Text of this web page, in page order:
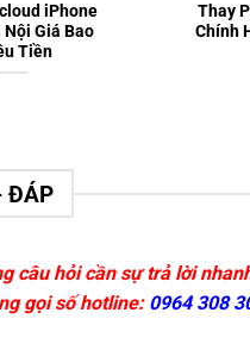
iPhone
Nội Giá Bao
Tiền
Thay
Chính
ĐÁP
câu hỏi cần sự trả lời
gọi số hotline: 0964 308